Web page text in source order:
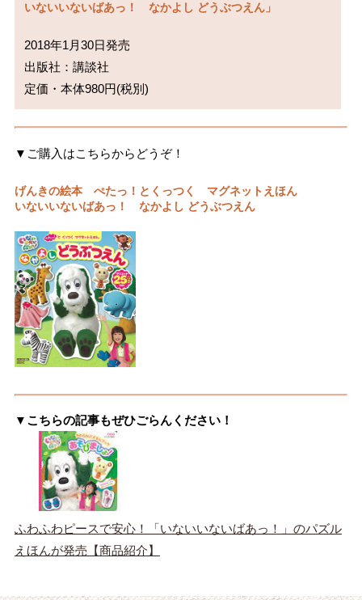
いないいないばあっ！　なかよし どうぶつえん」
2018年1月30日発売
出版社：講談社
定価・本体980円(税別)
▼ご購入はこちらからどうぞ！
げんきの絵本 ぺたっ！とくっつく マグネットえほん
いないいないばあっ！ なかよし どうぶつえん
▼こちらの記事もぜひごらんください！
ふわふわピースで安心！「いないいないばあっ！」のパズル
えほんが発売【商品紹介】